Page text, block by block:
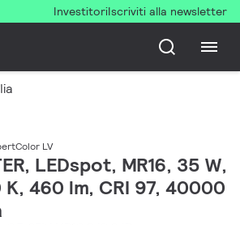
InvestitoriIscriviti alla newsletter
LV
LEDspot, MR16, 35 W,
460 lm, CRI 97, 40000